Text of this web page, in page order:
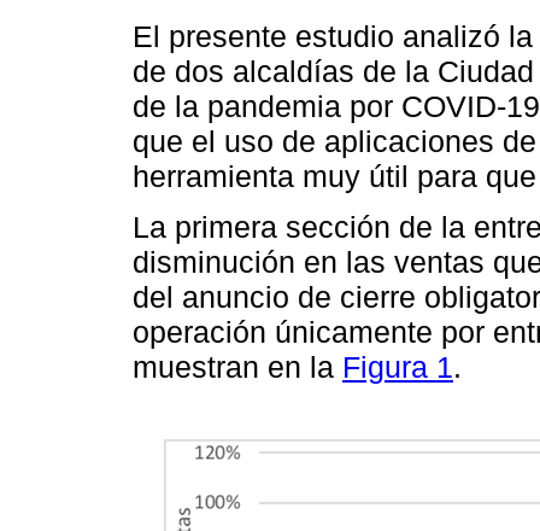
El presente estudio analizó
de dos alcaldías de la
de la pandemia por COVID-
que el uso de aplicaciones
herramienta muy útil para
La primera sección de la
disminución en las ventas
del anuncio de cierre
operación únicamente por
muestran en la Figura 1.